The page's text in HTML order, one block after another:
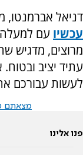
דניאל אברמנטו,
עכשיו
מרוצים, מדגיש
עתיד יציב
לעשות עבורכם
מצאתם
פנו אלינו